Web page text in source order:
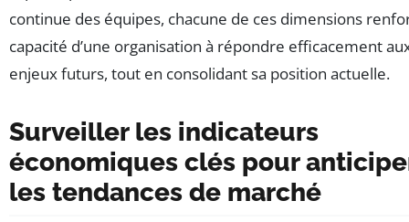
continue des équipes, chacune de ces dimensions
capacité d’une organisation à répondre efficacement
enjeux futurs, tout en consolidant sa position actuelle.
Surveiller les indicateurs
économiques clés pour
les tendances de marché